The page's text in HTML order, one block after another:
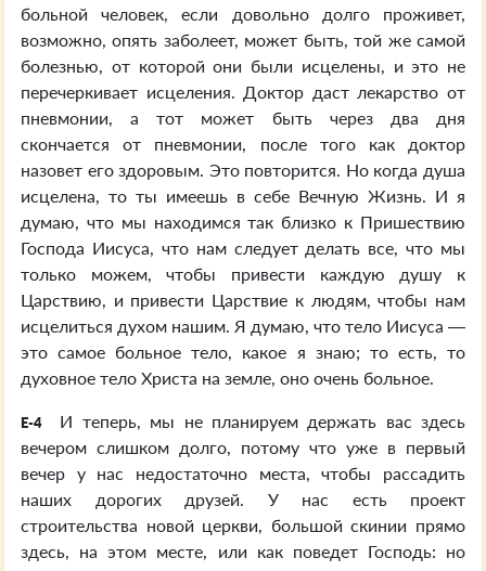
больной человек, если довольно долго проживет,
возможно, опять заболеет, может быть, той же самой
болезнью, от которой они были исцелены, и это не
перечеркивает исцеления. Доктор даст лекарство от
пневмонии, а тот может быть через два дня
скончается от пневмонии, после того как доктор
назовет его здоровым. Это повторится. Но когда душа
исцелена, то ты имеешь в себе Вечную Жизнь. И я
думаю, что мы находимся так близко к Пришествию
Господа Иисуса, что нам следует делать все, что мы
только можем, чтобы привести каждую душу к
Царствию, и привести Царствие к людям, чтобы нам
исцелиться духом нашим. Я думаю, что тело Иисуса —
это самое больное тело, какое я знаю; то есть, то
духовное тело Христа на земле, оно очень больное.
E-4
И теперь, мы не планируем держать вас здесь
вечером слишком долго, потому что уже в первый
вечер у нас недостаточно места, чтобы рассадить
наших дорогих друзей. У нас есть проект
строительства новой церкви, большой скинии прямо
здесь, на этом месте, или как поведет Господь: но